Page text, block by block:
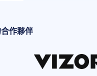
作夥伴